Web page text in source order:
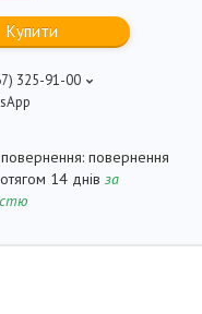
Купити
325-91-00
повернення
14 днів за